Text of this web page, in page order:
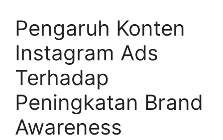
Pengaruh Konten
Instagram Ads
Terhadap
Peningkatan Brand
Awareness